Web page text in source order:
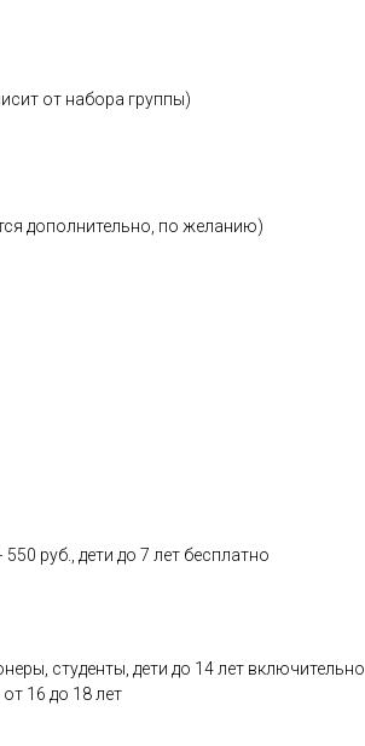
от набора группы)
дополнительно, по желанию)
руб., дети до 7 лет бесплатно
студенты, дети до 14 лет включительно
16 до 18 лет